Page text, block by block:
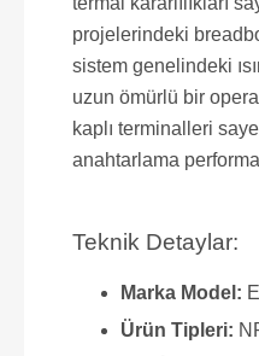
projelerindeki
sistem genelindeki
uzun ömürlü bir
kaplı terminalleri
anahtarlama
Teknik Detaylar:
Marka Model:
Ürün Tipleri: